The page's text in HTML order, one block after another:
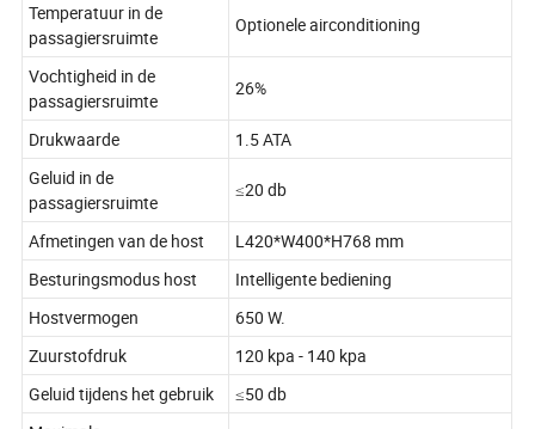
Temperatuur in de
passagiersruimte
Optionele airconditioning
Vochtigheid in de
passagiersruimte
26%
Drukwaarde
1.5 ATA
Geluid in de
passagiersruimte
≤20 db
Afmetingen van de host
L420*W400*H768 mm
Besturingsmodus host
Intelligente bediening
Hostvermogen
650 W.
Zuurstofdruk
120 kpa - 140 kpa
Geluid tijdens het gebruik
≤50 db